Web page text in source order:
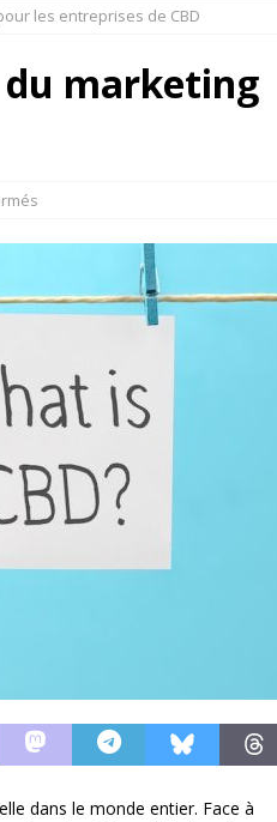
les entreprises de CBD
du marketing
dans le monde entier. Face à